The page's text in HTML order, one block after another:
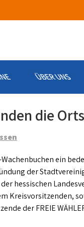
ÜBER UNS
die
ein
der
hessischen
Kreisvorsitzenden,
der FREIE